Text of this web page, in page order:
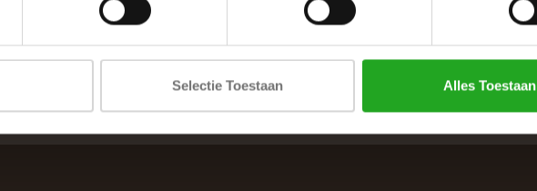
Selectie Toestaan Alles Toestaan
SCHRIJF JE IN VOOR DE NIEUWSBRIEF
And stay up to date with our latest offers